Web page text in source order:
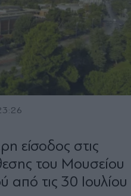
είσοδος στις
του Μουσείου
από τις 30 Ιουλίου